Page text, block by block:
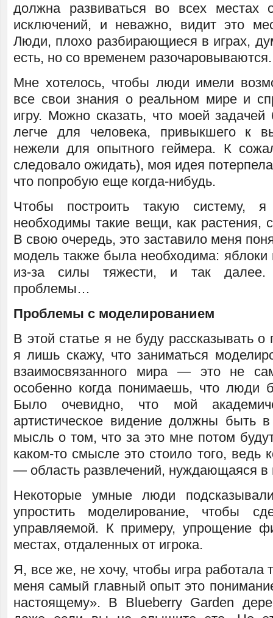
должна развиваться во всех местах
исключений, и неважно, видит это
Люди, плохо разбирающиеся в играх,
есть, но со временем разочаровываются.
Мне хотелось, чтобы люди имели
все свои знания о реальном мире и
игру. Можно сказать, что моей задачей
легче для человека, привыкшего к
нежели для опытного геймера. К
следовало ожидать), моя идея
что попробую еще когда-нибудь.
Чтобы построить такую систему,
необходимы такие вещи, как растения,
В свою очередь, это заставило меня
модель также была необходима: яблоки
из-за силы тяжести, и так
проблемы…
Проблемы с моделированием
В этой статье я не буду рассказывать о
я лишь скажу, что заниматься
взаимосвязанного мира — это не
особенно когда понимаешь, что люди
Было очевидно, что мой
артистическое видение должны быть
мысль о том, что за это мне потом
каком-то смысле это стоило того, ведь
— область развлечений, нуждающаяся в
Некоторые умные люди
упростить моделирование, чтобы
управляемой. К примеру, упрощение
местах, отдаленных от игрока.
Я, все же, не хочу, чтобы игра работала
меня самый главный опыт это
настоящему». В Blueberry Garden